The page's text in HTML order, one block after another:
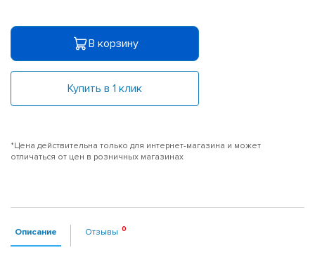
В корзину
Купить в 1 клик
*Цена действительна только для интернет-магазина и может
отличаться от цен в розничных магазинах
Описание Отзывы